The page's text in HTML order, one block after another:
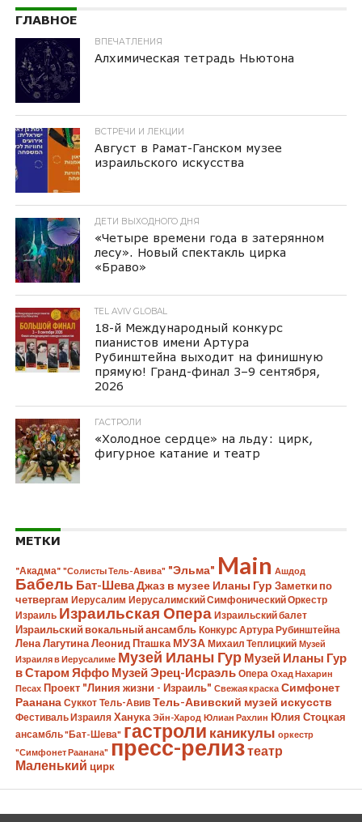
ГЛАВНОЕ
ВПЕЧАТЛЕНИЯ
Алхимическая тетрадь Ньютона
ВСТРЕЧИ И ЛЕКЦИИ
Август в Рамат-Ганском музее
израильского искусства
ДЕТИ ВЫХОДНОГО ДНЯ
«Четыре времени года в затерянном
лесу». Новый спектакль цирка
«Браво»
TEL AVIV GLOBAL
18-й Международный конкурс
пианистов имени Артура
Рубинштейна выходит на финишную
прямую! Гранд-финал 3–9 сентября,
2026
ГАСТРОЛИ
«Холодное сердце» на льду: цирк,
фигурное катание и театр
МЕТКИ
"Акадма" "Солисты Тель-Авива" "Эльма" Main Ашдод
Бабель Бат-ШеваДжаз в музее Иланы Гур Заметки по
четвергам Иерусалим Иерусалимский Симфонический Оркестр
Израиль Израильская Опера Израильский балет
Израильский вокальный ансамбль Конкурс Артура Рубинштейна
Лена Лагутина Леонид Пташка МУЗА Михаил Теплицкий Музей
Израиля в Иерусалиме Музей Иланы Гур Музей Иланы Гур
в Старом Яффо Музей Эрец-Исраэль Опера Охад Нахарин
Песах Проект "Линия жизни - Израиль" Свежая краска Симфонет
Раанана Суккот Тель-Авив Тель-Авивский музей искусств
Фестиваль Израиля Ханука Эйн-Харод Юлиан Рахлин Юлия Стоцкая
ансамбль "Бат-Шева" гастроли каникулы оркестр
"Симфонет Раанана" пресс-релизтеатр
Маленький цирк